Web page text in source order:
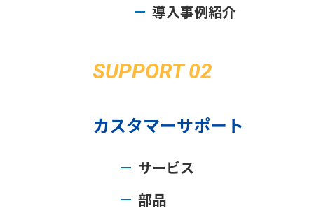
導入事例紹介
SUPPORT 02
カスタマーサポート
サービス
部品